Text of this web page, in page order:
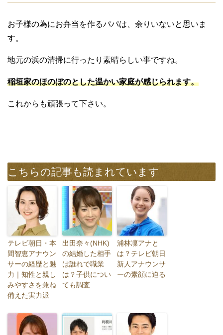
お子様の為にお弁当を作るパパは、余りいないと思いま
す。
地元の浜の清掃に行ったり素晴らしい事ですね。
稲垣家のほのぼのとした温かい家庭が感じられます。
これからも頑張って下さい。
こちらの記事も読まれています
テレビ朝日・本
間智恵アナウン
サーの経歴と魅
力｜知性と親し
みやすさを兼ね
備えた実力派
出田奈々(NHK)
の結婚した相手
は誰れで職業
は？子供につい
ても調査
浦林凜アナと
は？テレビ朝日
新人アナウンサ
ーの素顔に迫る